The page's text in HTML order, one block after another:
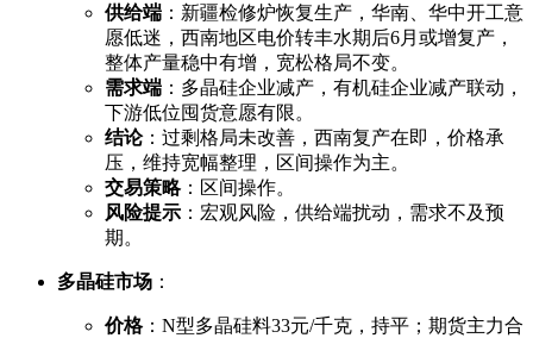
供给端 ：新疆检修炉恢复生产，华南、华中开工意
愿低迷，西南地区电价转丰水期后6月或增复产，
整体产量稳中有增，宽松格局不变。
需求端 ：多晶硅企业减产，有机硅企业减产联动，
下游低位囤货意愿有限。
结论：过剩格局未改善，西南复产在即，价格承
压，维持宽幅整理，区间操作为主。
交易策略：区间操作。
风险提示 ：宏观风险，供给端扰动，需求不及预
期。
多晶硅市场 ：
价格：N型多晶硅料33元/千克，持平；期货主力合